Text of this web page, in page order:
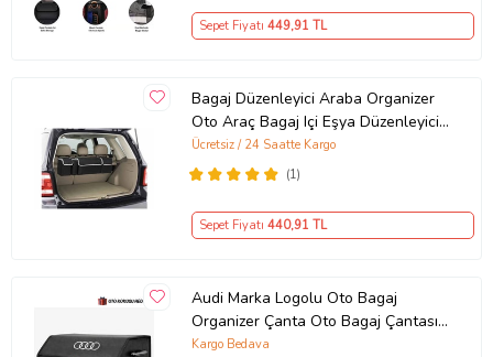
Sepet Fiyatı 449,91 TL
Bagaj Düzenleyici Araba Organizer
Oto Araç Bagaj Içi Eşya Düzenleyici
Organizeri Çantası 4 Cepli (Siyah)
(1)
Ücretsiz / 24 Saatte Kargo
Sepet Fiyatı 440,91 TL
Audi Marka Logolu Oto Bagaj
Organizer Çanta Oto Bagaj Çantası
2 Bölmeli Suni Deri
Kargo Bedava